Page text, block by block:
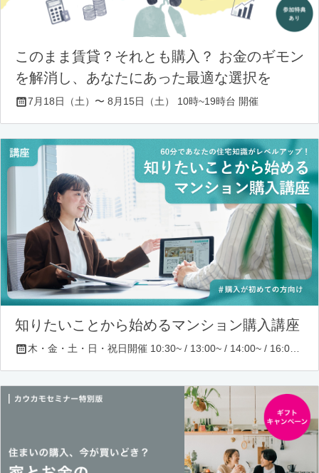
このまま賃貸？それとも購入？ お金のギモン
を解消し、あなたにあった最適な選択を
7月18日（土）〜 8月15日（土） 10時~19時台 開催
知りたいことから始めるマンション購入講座
木・金・土・日・祝日開催 10:30~ / 13:00~ / 14:00~ / 16:00~ / 17:00~/ 18:30~/ 19:30~